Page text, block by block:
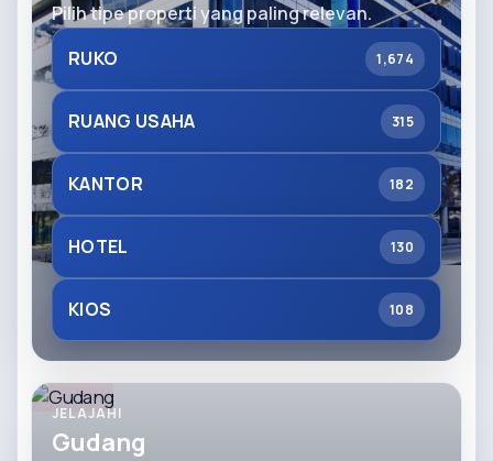
Pilih tipe properti yang paling relevan.
RUKO
1,674
RUANG USAHA 315
KANTOR 182
HOTEL 130
KIOS 108
JELAJAHI
Gudang